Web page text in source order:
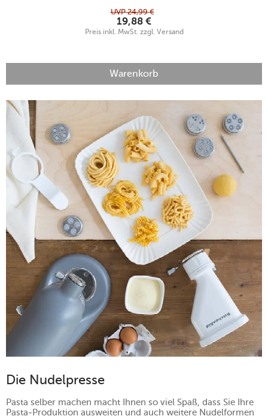
UVP24,99 €
19,88 €
Preis inkl. MwSt. zzgl. Versand
Warenkorb
Die Nudelpresse
Pasta selber machen macht Ihnen so viel Spaß, dass Sie Ihre
Pasta-Produktion ausweiten und auch weitere Nudelformen